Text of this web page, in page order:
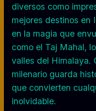
diversos como
mejores destinos en
en la magia que
como el Taj Mahal,
valles del Himalaya.
milenario guarda
que convierten
inolvidable.